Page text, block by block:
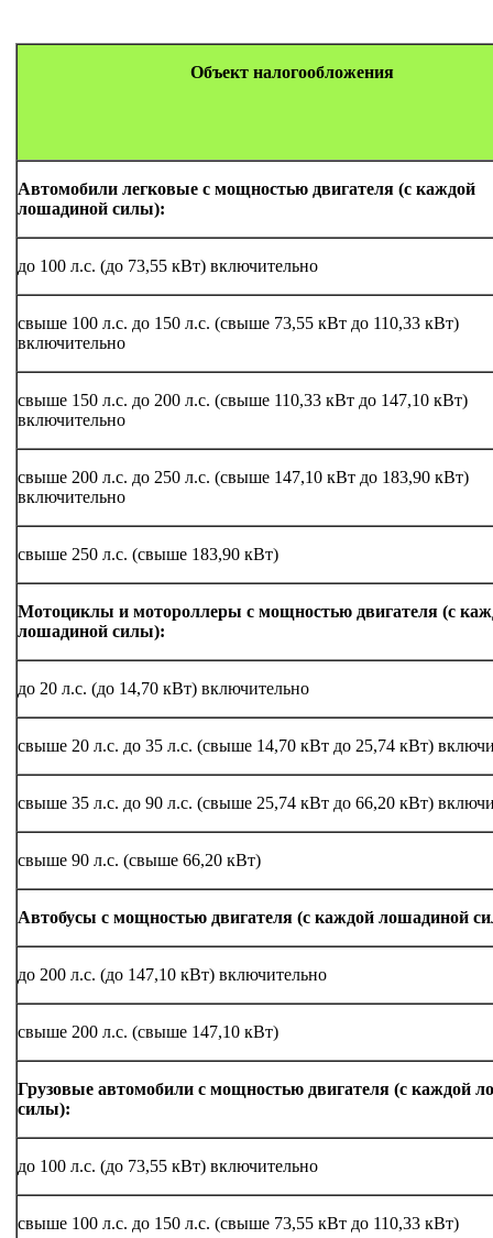
Объект налогообложения
Автомобили легковые с мощностью двигателя (с каждой
лошадиной силы):
до 100 л.с. (до 73,55 кВт) включительно
свыше 100 л.с. до 150 л.с. (свыше 73,55 кВт до 110,33 кВт)
включительно
свыше 150 л.с. до 200 л.с. (свыше 110,33 кВт до 147,10 кВт)
включительно
свыше 200 л.с. до 250 л.с. (свыше 147,10 кВт до 183,90 кВт)
включительно
свыше 250 л.с. (свыше 183,90 кВт)
Мотоциклы и мотороллеры с мощностью двигателя (с
лошадиной силы):
до 20 л.с. (до 14,70 кВт) включительно
свыше 20 л.с. до 35 л.с. (свыше 14,70 кВт до 25,74 кВт)
свыше 35 л.с. до 90 л.с. (свыше 25,74 кВт до 66,20 кВт)
свыше 90 л.с. (свыше 66,20 кВт)
Автобусы с мощностью двигателя (с каждой лошадиной
до 200 л.с. (до 147,10 кВт) включительно
свыше 200 л.с. (свыше 147,10 кВт)
Грузовые автомобили с мощностью двигателя (с каждой
силы):
до 100 л.с. (до 73,55 кВт) включительно
свыше 100 л.с. до 150 л.с. (свыше 73,55 кВт до 110,33 кВт)